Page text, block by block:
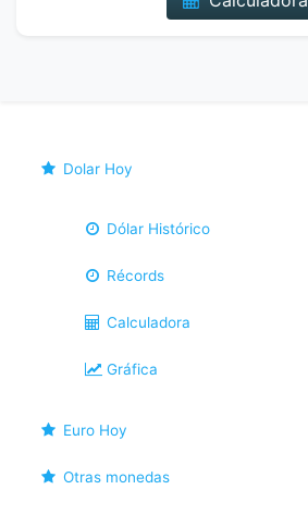
Dolar Hoy
Dólar Histórico
Récords
Calculadora
Gráfica
Euro Hoy
Otras monedas